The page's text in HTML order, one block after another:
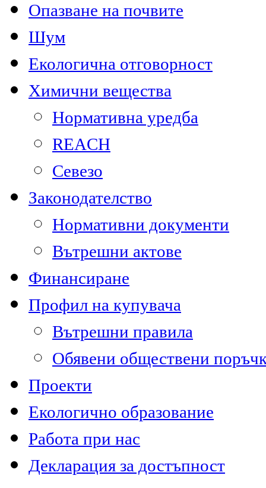
Опазване на почвите
Шум
Екологична отговорност
Химични вещества
Нормативна уредба
REACH
Севезо
Законодателство
Нормативни документи
Вътрешни актове
Финансиране
Профил на купувача
Вътрешни правила
Обявени обществени
Проекти
Екологично образование
Работа при нас
Декларация за достъпност